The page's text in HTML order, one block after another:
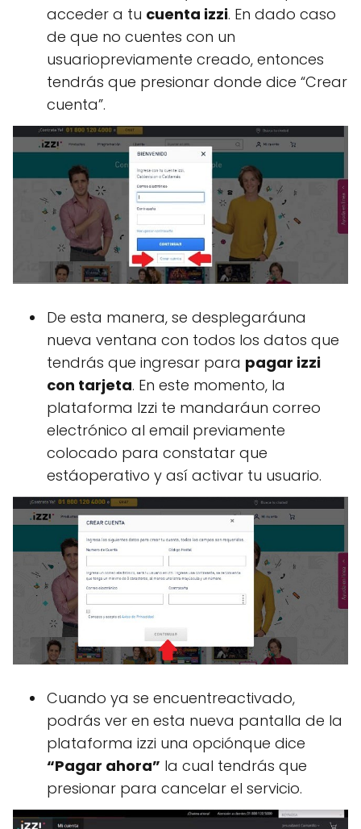
acceder a tu cuenta izzi. En dado caso
de que no cuentes con un
usuariopreviamente creado, entonces
tendrás que presionar donde dice “Crear
cuenta”.
De esta manera, se desplegaráuna
nueva ventana con todos los datos que
tendrás que ingresar para pagar izzi
con tarjeta. En este momento, la
plataforma Izzi te mandaráun correo
electrónico al email previamente
colocado para constatar que
estáoperativo y así activar tu usuario.
Cuando ya se encuentreactivado,
podrás ver en esta nueva pantalla de la
plataforma izzi una opciónque dice
“Pagar ahora” la cual tendrás que
presionar para cancelar el servicio.